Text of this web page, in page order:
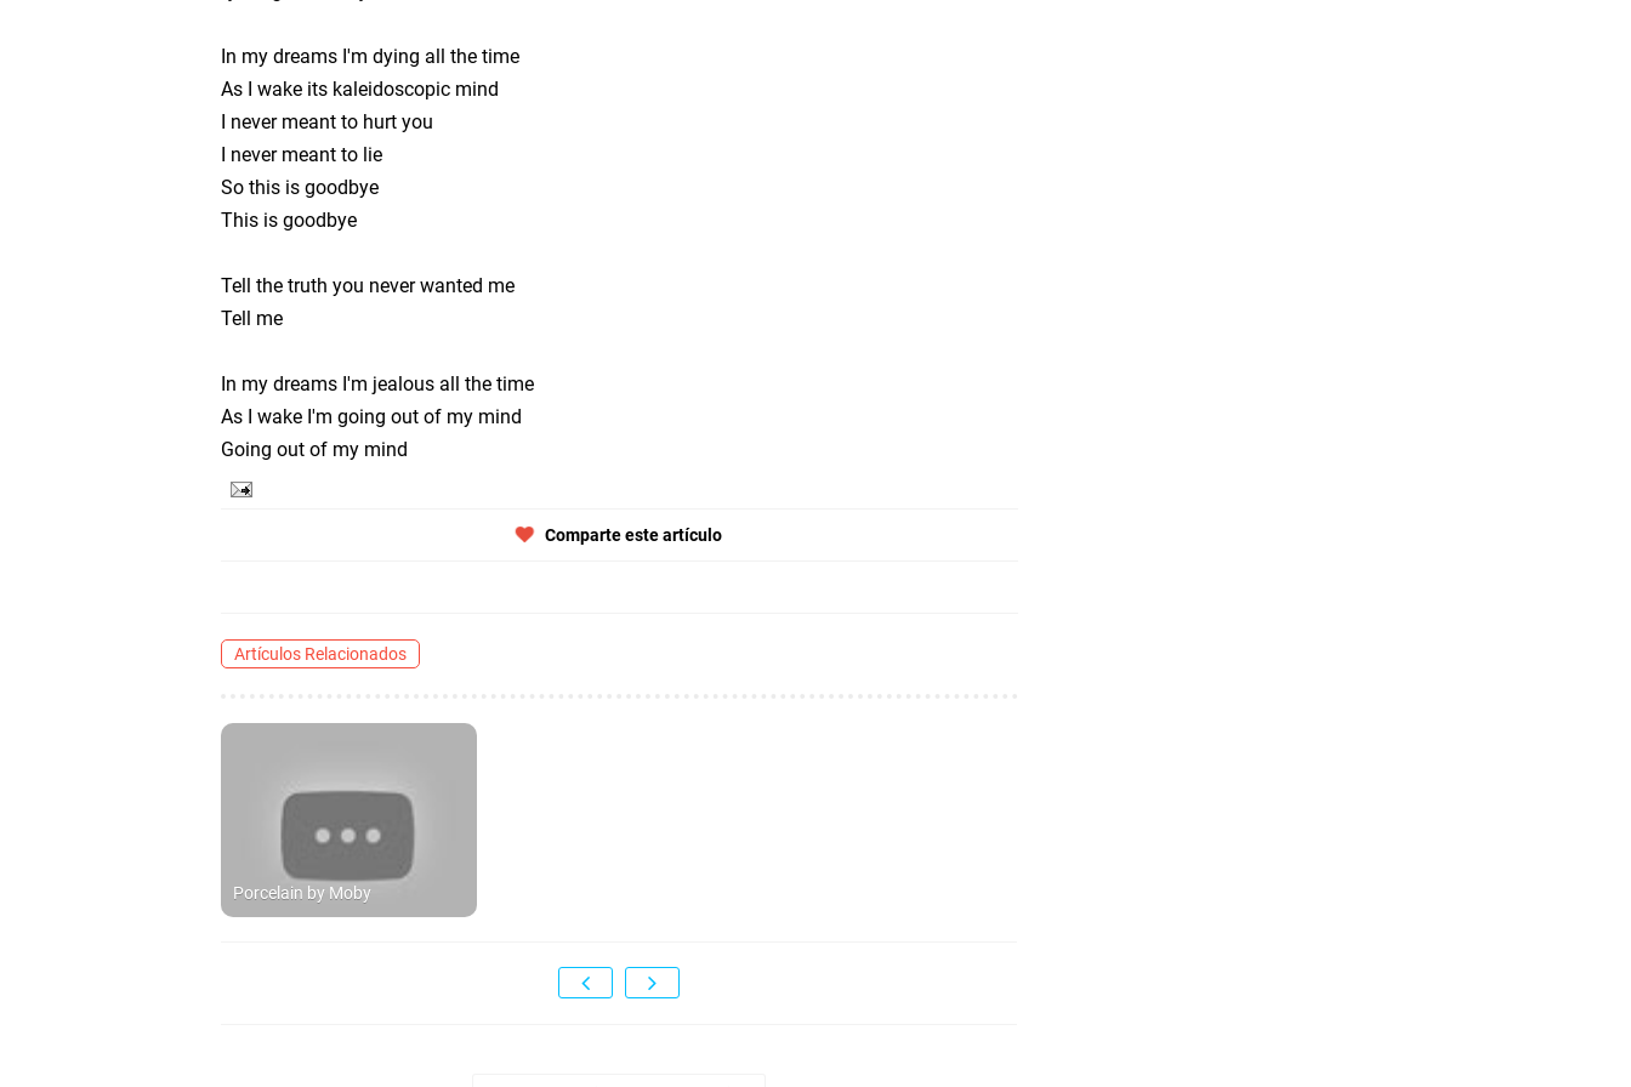
Billy Idol - Eyes Without A Face
Light a candle 4 peace in Syria
Save your Love
>> Personal News
In my dreams I'm dying all the time
As I wake its kaleidoscopic mind
I never meant to hurt you
I never meant to lie
So this is goodbye
This is goodbye
Tell the truth you never wanted me
Tell me
In my dreams I'm jealous all the time
As I wake I'm going out of my mind
Going out of my mind
Comparte este artículo
Artículos Relacionados
Porcelain by Moby